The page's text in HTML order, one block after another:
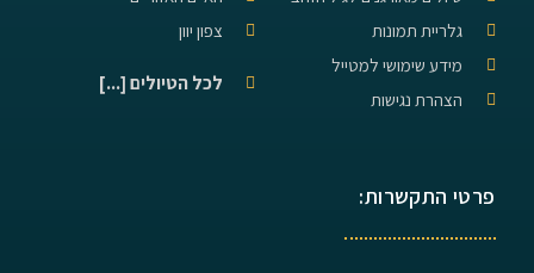
גלריית תמונות
מידע שימושי למטייל
הצהרת נגישות
צפון יוון
לכל הטיולים [...]
פרטי התקשרות: